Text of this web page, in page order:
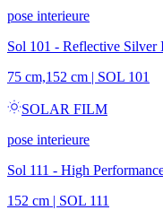
pose interieure
Sol 101 - Reflective Silver
75 cm,152 cm | SOL 101
SOLAR FILM
pose interieure
Sol 111 - High
152 cm | SOL 111